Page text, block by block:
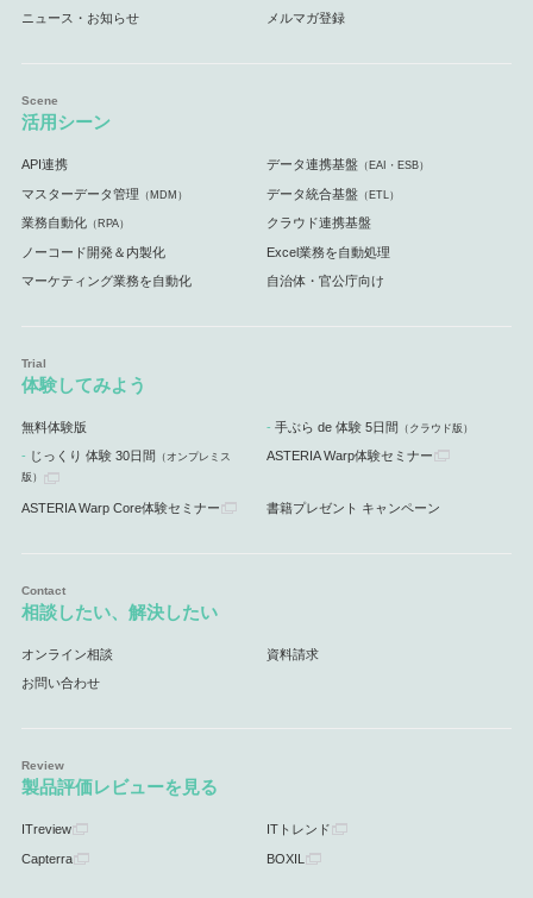
ニュース・お知らせ メルマガ登録
活用シーン
API連携 データ連携基盤 （EAI・ESB）
マスターデータ管理 （MDM） データ統合基盤 （ETL）
業務自動化（RPA） クラウド連携基盤
ノーコード開発＆内製化 Excel業務を自動処理
マーケティング業務を自動化 自治体・官公庁向け
体験してみよう
無料体験版 手ぶら de 体験 5日間 （クラウド版）
じっくり 体験 30日間 （オンプレミス
版）
ASTERIA Warp体験セミナー
ASTERIA Warp Core体験セミナー 書籍プレゼント キャンペーン
相談したい、解決したい
オンライン相談 資料請求
お問い合わせ
製品評価レビューを見る
ITreview ITトレンド
Capterra BOXIL